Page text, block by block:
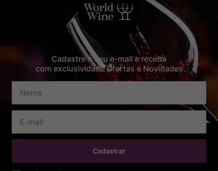
Cadastre o seu e-mail e receba
com exclusividade Ofertas e Novidades
Cadastrar